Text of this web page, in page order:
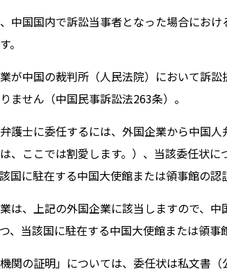
中国国内で訴訟当事者となった場合にお
。
が中国の裁判所（人民法院）において訴
ません（中国民事訴訟法263条）。
護士に委任するには、外国企業から中国
、ここでは割愛します。）、当該委任状
国に駐在する中国大使館または領事館の認
は、上記の外国企業に該当しますので、
、当該国に駐在する中国大使館または領事
機関の証明」については、委任状は私文書